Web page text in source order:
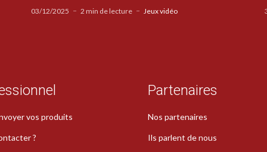
03/12/2025 2 min de lecture Jeux vidéo
vos produits
?
Partenaires
Nos partenaires
Ils parlent de nous